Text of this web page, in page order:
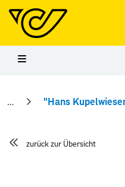
Springe zu Hauptinhalt
zurück zur Übersicht